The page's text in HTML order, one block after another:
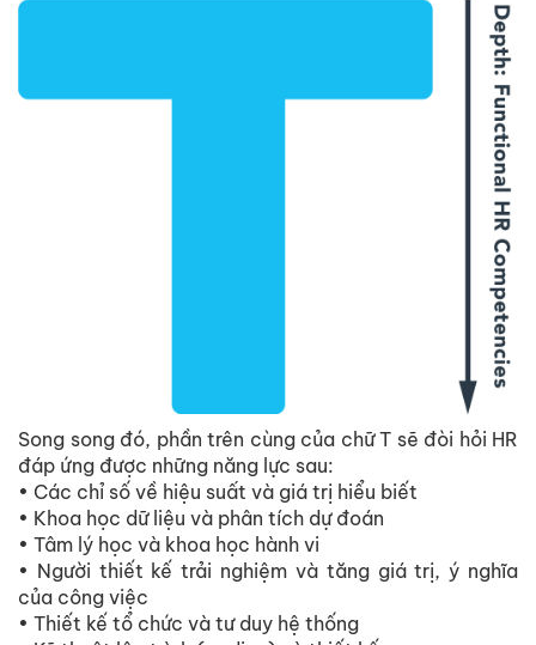
Song song đó, phần trên cùng của chữ T sẽ đòi hỏi HR
đáp ứng được những năng lực sau:
• Các chỉ số về hiệu suất và giá trị hiểu biết
• Khoa học dữ liệu và phân tích dự đoán
• Tâm lý học và khoa học hành vi
• Người thiết kế trải nghiệm và tăng giá trị, ý nghĩa
của công việc
• Thiết kế tổ chức và tư duy hệ thống